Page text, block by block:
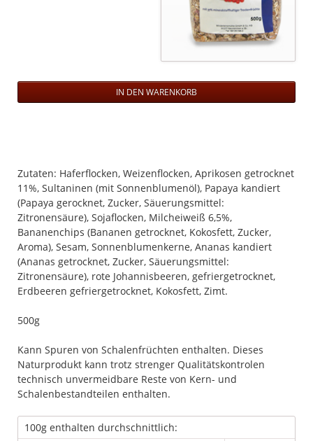
Zutaten: Haferflocken, Weizenflocken, Aprikosen getrocknet
11%, Sultaninen (mit Sonnenblumenöl), Papaya kandiert
(Papaya gerocknet, Zucker, Säuerungsmittel:
Zitronensäure), Sojaflocken, Milcheiweiß 6,5%,
Bananenchips (Bananen getrocknet, Kokosfett, Zucker,
Aroma), Sesam, Sonnenblumenkerne, Ananas kandiert
(Ananas getrocknet, Zucker, Säuerungsmittel:
Zitronensäure), rote Johannisbeeren, gefriergetrocknet,
Erdbeeren gefriergetrocknet, Kokosfett, Zimt.
500g
Kann Spuren von Schalenfrüchten enthalten. Dieses
Naturprodukt kann trotz strenger Qualitätskontrolen
technisch unvermeidbare Reste von Kern- und
Schalenbestandteilen enthalten.
100g enthalten durchschnittlich: